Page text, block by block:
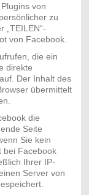
von
zu
„TEILEN“-
von Facebook.
die ein
direkte
Der Inhalt des
übermittelt
die
Seite
Sie kein
bei Facebook
Ihrer IP-
Server von